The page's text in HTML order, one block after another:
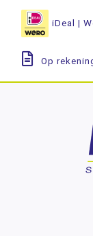
iDeal |
Op